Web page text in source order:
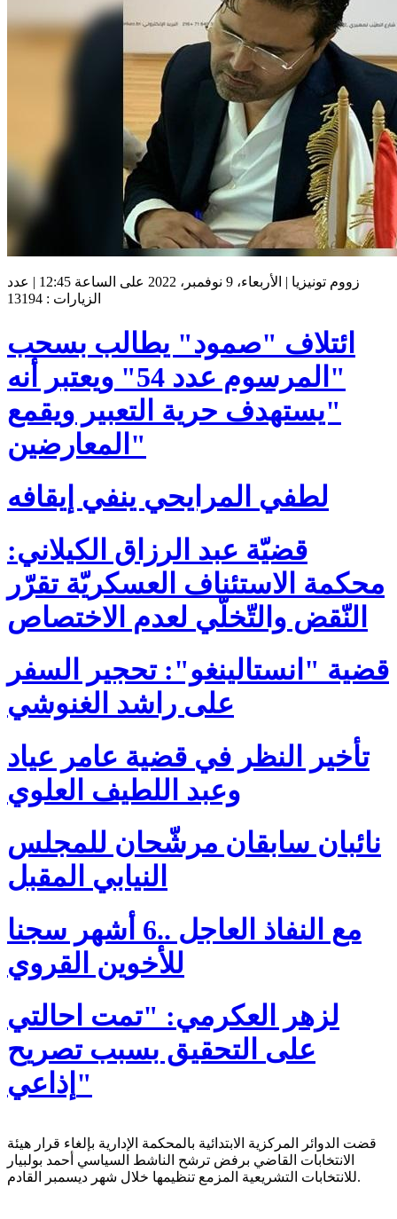
زووم تونيزيا | الأربعاء، 9 نوفمبر، 2022 على الساعة 12:45 | عدد
الزيارات : 13194
ائتلاف "صمود" يطالب بسحب
"المرسوم عدد 54" ويعتبر أنه
"يستهدف حرية التعبير ويقمع
المعارضين"
لطفي المرايحي ينفي إيقافه
قضيّة عبد الرزاق الكيلاني:
محكمة الاستئناف العسكريّة تقرّر
النّقض والتّخلّي لعدم الاختصاص
قضية "انستالينغو": تحجير السفر
على راشد الغنوشي
تأخير النظر في قضية عامر عياد
وعبد اللطيف العلوي
نائبان سابقان مرشّحان للمجلس
النيابي المقبل
مع النفاذ العاجل ..6 أشهر سجنا
للأخوين القروي
لزهر العكرمي: "تمت احالتي
على التحقيق بسبب تصريح
إذاعي"
قضت الدوائر المركزية الابتدائية بالمحكمة الإدارية بإلغاء قرار هيئة
الانتخابات القاضي برفض ترشح الناشط السياسي أحمد بولبيار
للانتخابات التشريعية المزمع تنظيمها خلال شهر ديسمبر القادم.